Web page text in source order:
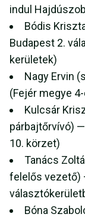
indul
Bódis
Budapest 2.
kerületek)
Nagy Ervin
(Fejér megye
Kulcsár
párbajtőrvívó)
10. körzet)
Tanács
felelős vezető)
Bóna